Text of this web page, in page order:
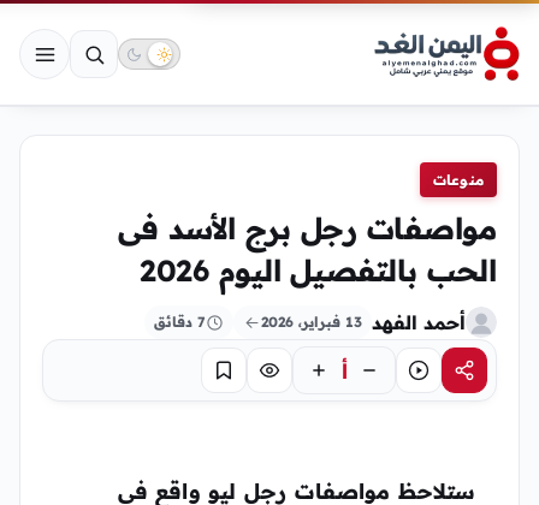
منوعات
مواصفات رجل برج الأسد فى
الحب بالتفصيل اليوم 2026
أحمد الفهد 13 فبراير، 2026 7 دقائق
مشاركةاستماع أ تركيز حفظ
ستلاحظ مواصفات رجل ليو واقع في